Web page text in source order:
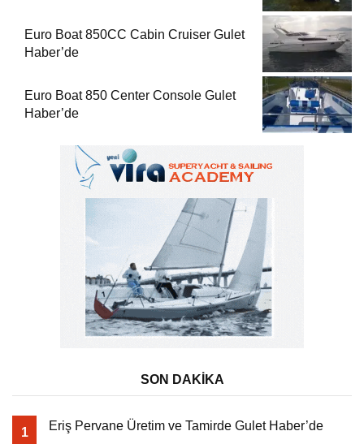
Euro Boat 850CC Cabin Cruiser Gulet
Haber’de
Euro Boat 850 Center Console Gulet
Haber’de
SON DAKİKA
1 Eriş Pervane Üretim ve Tamirde Gulet Haber’de